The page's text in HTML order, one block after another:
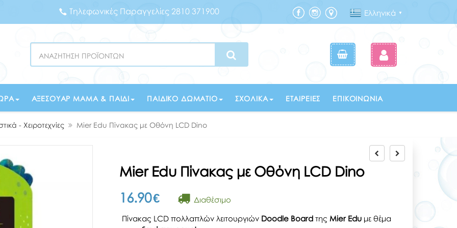
Τηλεφωνικές Παραγγελίες 2810 371900 Ελληνικά ▼
ΑΞΕΣΟΥΆΡ ΜΑΜΆ & ΠΑΙΔΊ ΠΑΙΔΙΚΌ ΔΩΜΆΤΙΟ ΣΧΟΛΙΚΆ ΕΤΑΙΡΕΊΕΣ ΕΠΙΚΟΙΝΩΝΊΑ
- Χειροτεχνίες Mier Edu Πίνακας με Οθόνη LCD Dino
Mier Edu Πίνακας με Οθόνη LCD Dino
16.90€ Διαθέσιμο
Πίνακας LCD πολλαπλών λειτουργιών Doodle Board της Mier Edu με θέμα